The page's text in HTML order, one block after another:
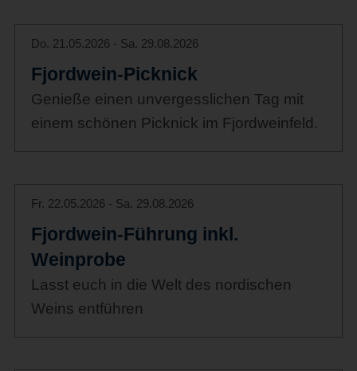
Do. 21.05.2026 - Sa. 29.08.2026
Fjordwein-Picknick
Genieße einen unvergesslichen Tag mit
einem schönen Picknick im Fjordweinfeld.
Fr. 22.05.2026 - Sa. 29.08.2026
Fjordwein-Führung inkl.
Weinprobe
Lasst euch in die Welt des nordischen
Weins entführen